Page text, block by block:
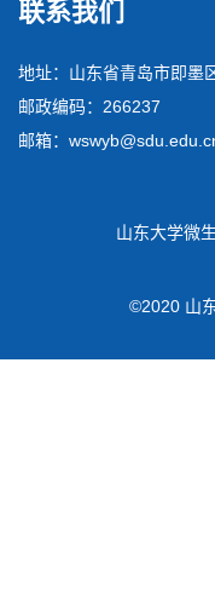
联系我们
地址：山东省青岛市即墨
邮政编码：266237
邮箱：
山东大学微
©2020 山